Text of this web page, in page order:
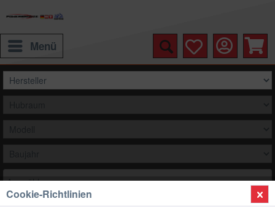
Menü
Auswählen
Cookie-Richtlinien